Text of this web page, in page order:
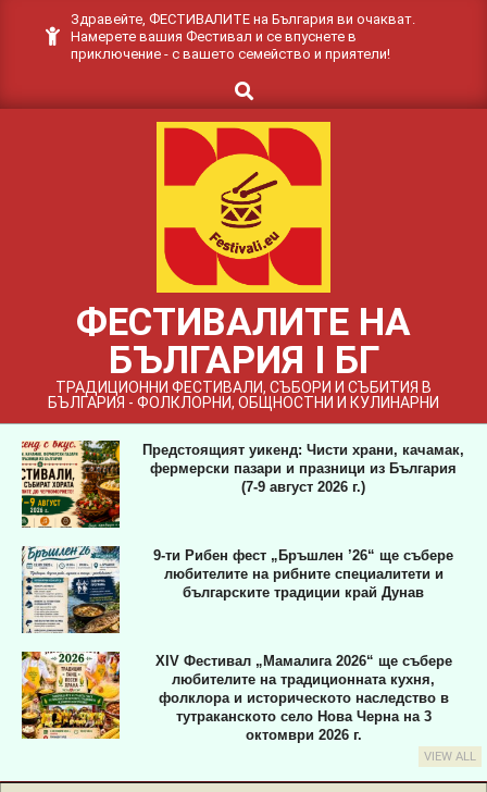
Здравейте, ФЕСТИВАЛИТЕ на България ви очакват.
Намерете вашия Фестивал и се впуснете в
приключение - с вашето семейство и приятели!
Search
ФЕСТИВАЛИТЕ НА
БЪЛГАРИЯ I БГ
ТРАДИЦИОННИ ФЕСТИВАЛИ, СЪБОРИ И СЪБИТИЯ В
БЪЛГАРИЯ - ФОЛКЛОРНИ, ОБЩНОСТНИ И КУЛИНАРНИ
Предстоящият уикенд: Чисти храни, качамак,
фермерски пазари и празници из България
(7-9 август 2026 г.)
9-ти Рибен фест „Бръшлен ’26“ ще събере
любителите на рибните специалитети и
българските традиции край Дунав
XIV Фестивал „Мамалига 2026“ ще събере
любителите на традиционната кухня,
фолклора и историческото наследство в
тутраканското село Нова Черна на 3
октомври 2026 г.
VIEW ALL